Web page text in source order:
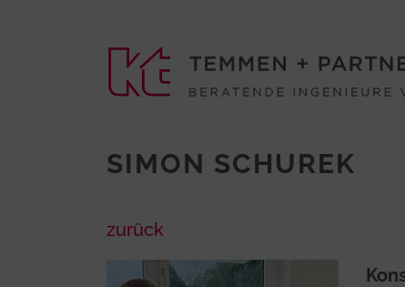
SIMON SCHUREK
zurück